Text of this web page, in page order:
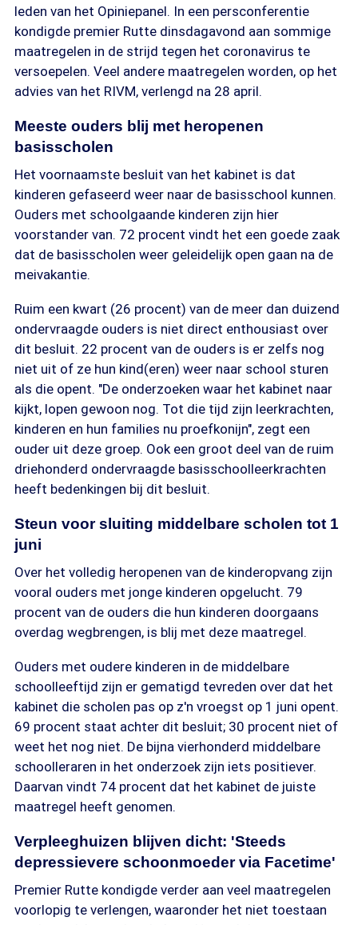
leden van het Opiniepanel. In een persconferentie
kondigde premier Rutte dinsdagavond aan sommige
maatregelen in de strijd tegen het coronavirus te
versoepelen. Veel andere maatregelen worden, op het
advies van het RIVM, verlengd na 28 april.
Meeste ouders blij met heropenen
basisscholen
Het voornaamste besluit van het kabinet is dat
kinderen gefaseerd weer naar de basisschool kunnen.
Ouders met schoolgaande kinderen zijn hier
voorstander van. 72 procent vindt het een goede zaak
dat de basisscholen weer geleidelijk open gaan na de
meivakantie.
Ruim een kwart (26 procent) van de meer dan duizend
ondervraagde ouders is niet direct enthousiast over
dit besluit. 22 procent van de ouders is er zelfs nog
niet uit of ze hun kind(eren) weer naar school sturen
als die opent. "De onderzoeken waar het kabinet naar
kijkt, lopen gewoon nog. Tot die tijd zijn leerkrachten,
kinderen en hun families nu proefkonijn", zegt een
ouder uit deze groep. Ook een groot deel van de ruim
driehonderd ondervraagde basisschoolleerkrachten
heeft bedenkingen bij dit besluit.
Steun voor sluiting middelbare scholen tot 1
juni
Over het volledig heropenen van de kinderopvang zijn
vooral ouders met jonge kinderen opgelucht. 79
procent van de ouders die hun kinderen doorgaans
overdag wegbrengen, is blij met deze maatregel.
Ouders met oudere kinderen in de middelbare
schoolleeftijd zijn er gematigd tevreden over dat het
kabinet die scholen pas op z'n vroegst op 1 juni opent.
69 procent staat achter dit besluit; 30 procent niet of
weet het nog niet. De bijna vierhonderd middelbare
schoolleraren in het onderzoek zijn iets positiever.
Daarvan vindt 74 procent dat het kabinet de juiste
maatregel heeft genomen.
Verpleeghuizen blijven dicht: 'Steeds
depressievere schoonmoeder via Facetime'
Premier Rutte kondigde verder aan veel maatregelen
voorlopig te verlengen, waaronder het niet toestaan